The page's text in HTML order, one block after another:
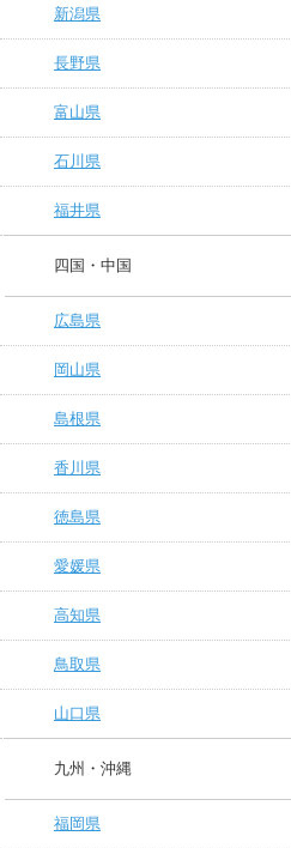
新潟県
長野県
富山県
石川県
福井県
四国・中国
広島県
岡山県
島根県
香川県
徳島県
愛媛県
高知県
鳥取県
山口県
九州・沖縄
福岡県